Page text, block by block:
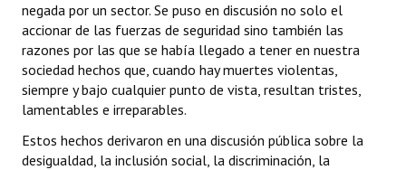
negada por un sector. Se puso en discusión no solo el
accionar de las fuerzas de seguridad sino también las
razones por las que se había llegado a tener en nuestra
sociedad hechos que, cuando hay muertes violentas,
siempre y bajo cualquier punto de vista, resultan tristes,
lamentables e irreparables.
Estos hechos derivaron en una discusión pública sobre la
desigualdad, la inclusión social, la discriminación, la